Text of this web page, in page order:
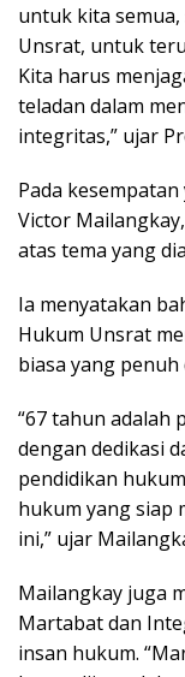
untuk kita
Unsrat, untuk
Kita harus
teladan dalam
integritas,” ujar
Pada
Victor
atas tema yang
Ia menyatakan
Hukum Unsrat
biasa yang
“67 tahun adalah
dengan dedikasi
pendidikan
hukum yang siap
ini,” ujar
Mailangkay juga
Martabat dan
insan hukum.